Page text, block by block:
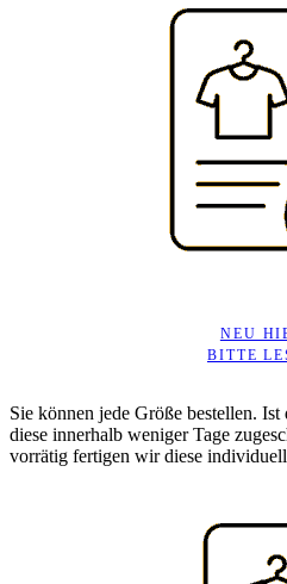
NEU
BITTE
Sie können jede Größe bestellen.
diese innerhalb weniger Tage
vorrätig fertigen wir diese